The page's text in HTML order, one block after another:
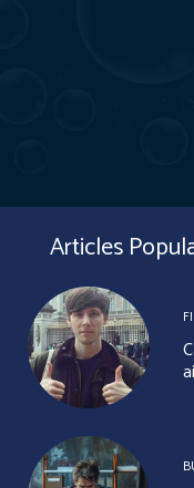
Articles